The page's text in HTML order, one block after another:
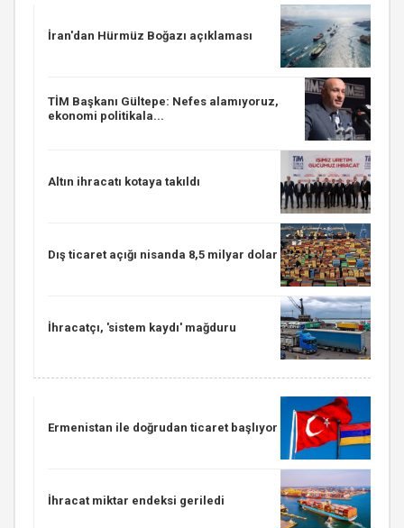
İran'dan Hürmüz Boğazı açıklaması
TİM Başkanı Gültepe: Nefes alamıyoruz,
ekonomi politikala...
Altın ihracatı kotaya takıldı
Dış ticaret açığı nisanda 8,5 milyar dolar
İhracatçı, 'sistem kaydı' mağduru
Ermenistan ile doğrudan ticaret başlıyor
İhracat miktar endeksi geriledi